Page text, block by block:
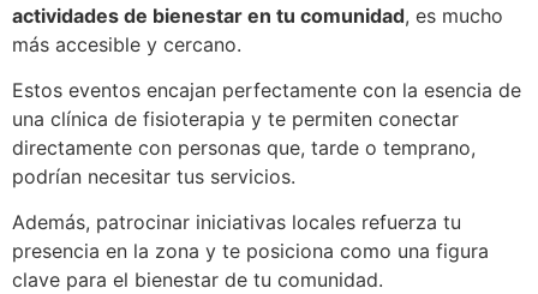
actividades de bienestar en tu comunidad, es mucho
más accesible y cercano.
Estos eventos encajan perfectamente con la esencia de
una clínica de fisioterapia y te permiten conectar
directamente con personas que, tarde o temprano,
podrían necesitar tus servicios.
Además, patrocinar iniciativas locales refuerza tu
presencia en la zona y te posiciona como una figura
clave para el bienestar de tu comunidad.